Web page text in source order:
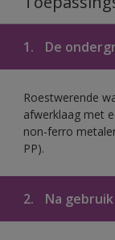
1. De
Roestwerende
afwerklaag met
non-ferro
PP).
2. Na gebruik